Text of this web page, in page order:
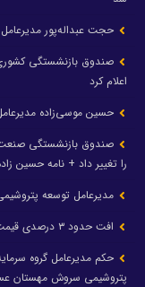
حجت عبداله‌پور
صندوق بازنشستگی کشوری
اعلام کرد
حسین موسی‌زاده
صندوق بازنشستگی
را تغییر داد + نامه حسین
مدیرعامل توسعه
افت حدود ۳ درصدی قیمت نفت
حکم مدیرعامل گروه
پتروشیمی سروش مهستان